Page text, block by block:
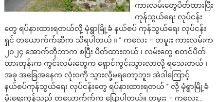
ကားလမ်းတွေပိတ်ထားပြီး
ကုန်သွယ်ရေး လုပ်ငန်း
တွေ ရပ်နားထားရတယ်လို့ မုံရွာမြို့ခံ နယ်စပ် ကုန်သွယ်ရေး လုပ်ငန်း
ရှင် တယောက်က်ဆီက သိရပါတယ် ။ ” ကလေး – တမူးး ကားလမ်းက
၂၀၂၄ အောက်တိုဘာက စပြီး ပိတ်ထားတယ် ၊ လမ်းတွေ စတင်ပိတ်
ထားတုန်းက ကွင်းလမ်းတွေက ရှောင်ကွင်းသွားလာလို့ ရသေးတယ် ၊
အခု အခြေအနေက လုံး၀ကို သွားလို့မရတော့ဘူး၊ အဲဒါကြောင့်
နယ်စပ်ကုန်သွယ်ရေး လုပ်ငန်းတွေ ရပ်နားထားရတယ် ” လို့ မုံရွာမြို့ခံ
မိုးရေးကုန်သည် တယောက်က်က ပြောပါတယ်။ တမူးး – ကလေး…